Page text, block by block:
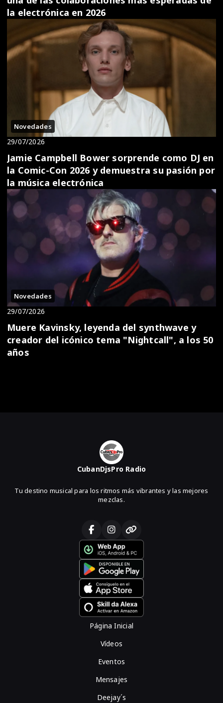
la electrónica en 2026
Novedades
29/07/2026
Jamie Campbell Bower sorprende como DJ en
la Comic-Con 2026 y demuestra su pasión por
la música electrónica
Novedades
29/07/2026
Muere Kavinsky, leyenda del synthwave y
creador del icónico tema "Nightcall", a los 50
años
CubanDjsPro Radio
Tu destino musical para los ritmos más vibrantes y las mejores
mezclas.
Página Inicial
Vídeos
Eventos
Mensajes
Deejay´s